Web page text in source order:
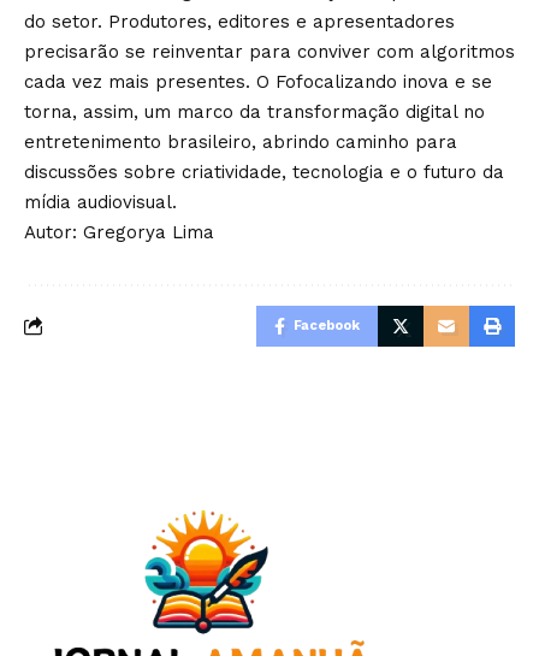
do setor. Produtores, editores e apresentadores
precisarão se reinventar para conviver com algoritmos
cada vez mais presentes. O Fofocalizando inova e se
torna, assim, um marco da transformação digital no
entretenimento brasileiro, abrindo caminho para
discussões sobre criatividade, tecnologia e o futuro da
mídia audiovisual.
Autor: Gregorya Lima
Facebook